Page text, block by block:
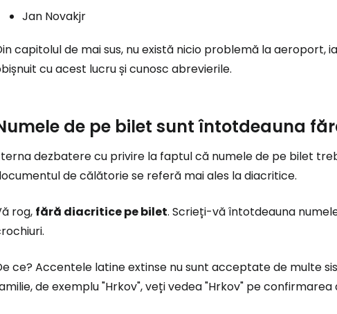
Jan Novakjr
capitolul de mai sus, nu există nicio problemă la aeroport,
cu acest lucru și cunosc abrevierile.
de pe bilet sunt întotdeauna
dezbatere cu privire la faptul că numele de pe bilet
de călătorie se referă mai ales la diacritice.
rog, fără diacritice pe bilet. Scrieți-vă întotdeauna
ce? Accentele latine extinse nu sunt acceptate de multe
de exemplu "Hrkov", veți vedea "Hrkov" pe confirmarea